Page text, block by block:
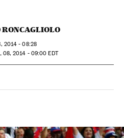
RONCAGLIOLO
2014 - 08:28
08, 2014 - 09:00 EDT
Sociales